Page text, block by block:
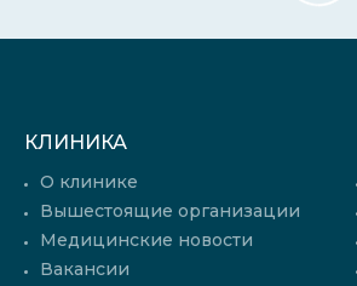
КЛИНИКА
О клинике
Вышестоящие организации
Медицинские новости
Вакансии